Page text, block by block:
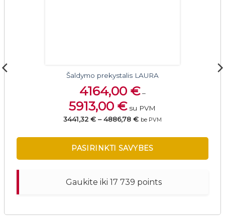
Šaldymo prekystalis LAURA
4164,00 €–
5913,00€su PVM
3441,32 €–4886,78 € be PVM
PASIRINKTI SAVYBES
Gaukite iki 17 739 points